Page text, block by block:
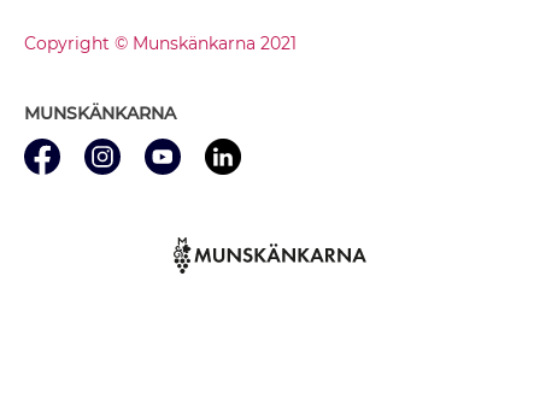
Copyright © Munskänkarna 2021
MUNSKÄNKARNA